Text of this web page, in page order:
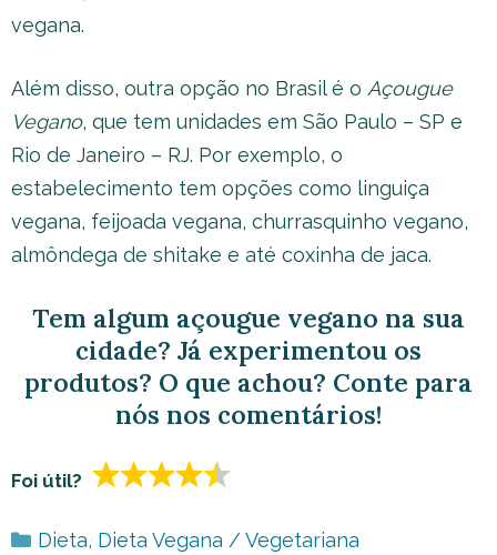
vegana.
Além disso, outra opção no Brasil é o Açougue
Vegano, que tem unidades em São Paulo – SP e
Rio de Janeiro – RJ. Por exemplo, o
estabelecimento tem opções como linguiça
vegana, feijoada vegana, churrasquinho vegano,
almôndega de shitake e até coxinha de jaca.
Tem algum açougue vegano na sua
cidade? Já experimentou os
produtos? O que achou? Conte para
nós nos comentários!
Foi útil?
Categorias
Dieta, Dieta Vegana / Vegetariana